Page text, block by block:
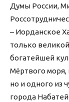
Думы России,
– Иорданское
только
богатейшей
Мёртвого моря,
но и одного из
города